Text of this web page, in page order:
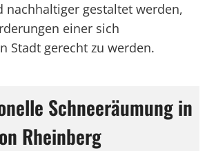
nachhaltiger gestaltet werden,
einer sich
Stadt gerecht zu werden.
Schneeräumung in
Rheinberg